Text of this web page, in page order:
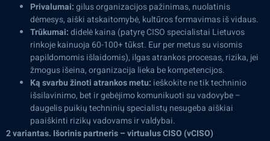
Privalumai:gilus organizacijos pažinimas, nuolatinis
dėmesys, aiški atskaitomybė, kultūros formavimas iš vidaus.
Trūkumai:didelė kaina (patyrę CISO specialistai Lietuvos
rinkoje kainuoja 60-100+ tūkst. Eur per metus su visomis
papildomomis išlaidomis), ilgas atrankos procesas, rizika, jei
žmogus išeina, organizacija lieka be kompetencijos.
Ką svarbu žinoti atrankos metu: ieškokite ne tik techninio
išsilavinimo, bet ir gebėjimo komunikuoti su vadovybe –
daugelis puikių techninių specialistų nesugeba aiškiai
paaiškinti rizikų vadovams ir valdybai.
2 variantas. Išorinis partneris – virtualus CISO (vCISO)